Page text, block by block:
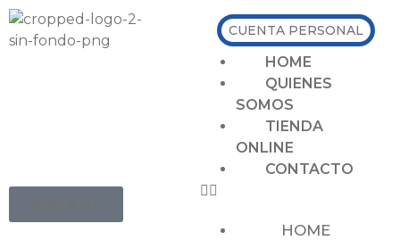
HOME
QUIENES
SOMOS
TIENDA
ONLINE
CONTACTO
HOME
CUENTA PERSONAL